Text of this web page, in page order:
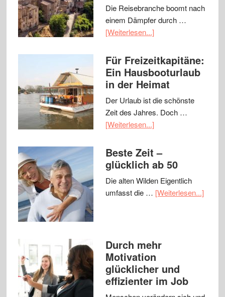
Die Reisebranche boomt nach
einem Dämpfer durch …
[Weiterlesen...]
Für Freizeitkapitäne:
Ein Hausbooturlaub
in der Heimat
Der Urlaub ist die schönste
Zeit des Jahres. Doch …
[Weiterlesen...]
Beste Zeit –
glücklich ab 50
Die alten Wilden Eigentlich
umfasst die … [Weiterlesen...]
Durch mehr
Motivation
glücklicher und
effizienter im Job